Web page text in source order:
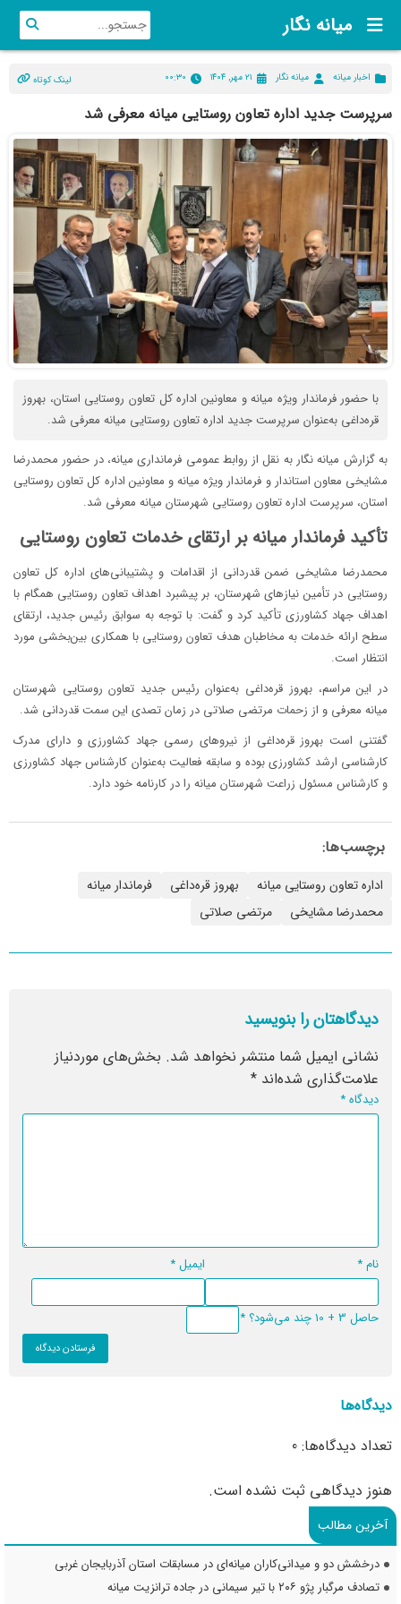
میانه نگار
اخبار میانه میانه نگار ۲۱ مهر, ۱۴۰۴ ۰۰:۳۰ لینک کوتاه
سرپرست جدید اداره تعاون روستایی میانه معرفی شد
با حضور فرماندار ویژه میانه و معاونین اداره کل تعاون روستایی استان، بهروز
قره‌داغی به‌عنوان سرپرست جدید اداره تعاون روستایی میانه معرفی شد.
به گزارش میانه نگار به نقل از روابط عمومی فرمانداری میانه، در حضور محمدرضا
مشایخی معاون استاندار و فرماندار ویژه میانه و معاونین اداره کل تعاون روستایی
استان، سرپرست اداره تعاون روستایی شهرستان میانه معرفی شد.
تأکید فرماندار میانه بر ارتقای خدمات تعاون روستایی
محمدرضا مشایخی ضمن قدردانی از اقدامات و پشتیبانی‌های اداره کل تعاون
روستایی در تأمین نیازهای شهرستان، بر پیشبرد اهداف تعاون روستایی همگام با
اهداف جهاد کشاورزی تأکید کرد و گفت: با توجه به سوابق رئیس جدید، ارتقای
سطح ارائه خدمات به مخاطبان هدف تعاون روستایی با همکاری بین‌بخشی مورد
انتظار است.
در این مراسم، بهروز قره‌داغی به‌عنوان رئیس جدید تعاون روستایی شهرستان
میانه معرفی و از زحمات مرتضی صلاتی در زمان تصدی این سمت قدردانی شد.
گفتنی است بهروز قره‌داغی از نیروهای رسمی جهاد کشاورزی و دارای مدرک
کارشناسی ارشد کشاورزی بوده و سابقه فعالیت به‌عنوان کارشناس جهاد کشاورزی
و کارشناس مسئول زراعت شهرستان میانه را در کارنامه خود دارد.
برچسب‌ها:
اداره تعاون روستایی میانه بهروز قره‌داغی
فرماندار میانه
محمدرضا مشایخی
مرتضی صلاتی
دیدگاهتان را بنویسید
نشانی ایمیل شما منتشر نخواهد شد. بخش‌های موردنیاز
علامت‌گذاری شده‌اند *
دیدگاه*
نام* ایمیل*
حاصل 3 + 10 چند می‌شود؟ *
دیدگاه‌ها
تعداد دیدگاه‌ها: 0
هنوز دیدگاهی ثبت نشده است.
آخرین مطالب
درخشش دو و میدانی‌کاران میانه‌ای در مسابقات استان آذربایجان غربی
تصادف مرگبار پژو ۲۰۶ با تیر سیمانی در جاده ترانزیت میانه